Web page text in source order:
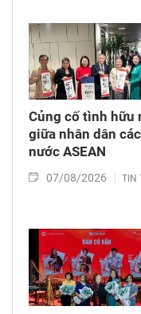
(6/8/1976 – 6/8/
Củng cố tình hữu
giữa nhân dân các
nước ASEAN
07/08/2026 TIN